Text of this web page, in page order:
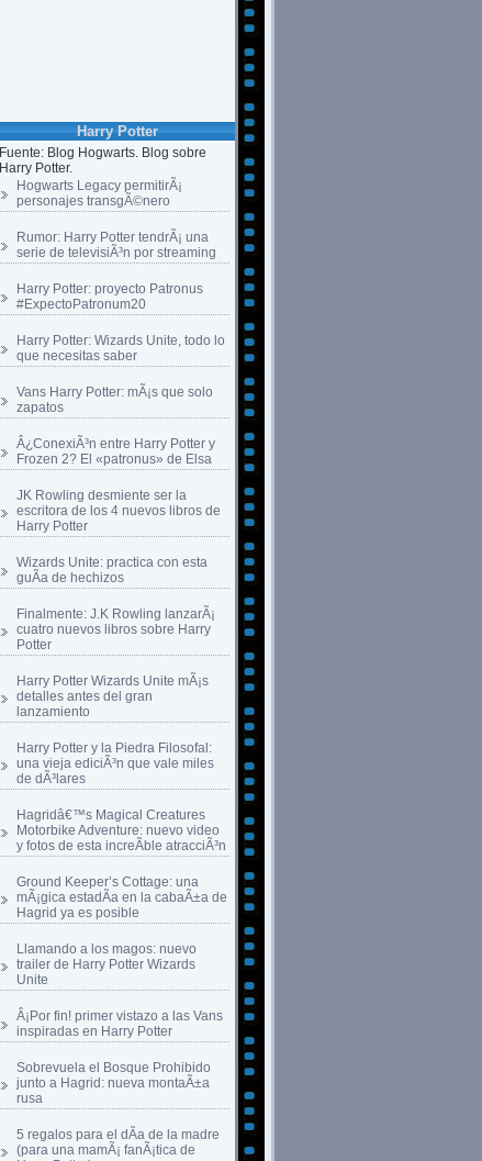
Harry Potter
Fuente: Blog Hogwarts. Blog sobre
Harry Potter.
Hogwarts Legacy permitirÃ¡
personajes transgÃ©nero
Rumor: Harry Potter tendrÃ¡ una
serie de televisiÃ³n por streaming
Harry Potter: proyecto Patronus
#ExpectoPatronum20
Harry Potter: Wizards Unite, todo lo
que necesitas saber
Vans Harry Potter: mÃ¡s que solo
zapatos
Â¿ConexiÃ³n entre Harry Potter y
Frozen 2? El «patronus» de Elsa
JK Rowling desmiente ser la
escritora de los 4 nuevos libros de
Harry Potter
Wizards Unite: practica con esta
guÃ­a de hechizos
Finalmente: J.K Rowling lanzarÃ¡
cuatro nuevos libros sobre Harry
Potter
Harry Potter Wizards Unite mÃ¡s
detalles antes del gran
lanzamiento
Harry Potter y la Piedra Filosofal:
una vieja ediciÃ³n que vale miles
de dÃ³lares
Hagridâ€™s Magical Creatures
Motorbike Adventure: nuevo video
y fotos de esta increÃ­ble atracciÃ³n
Ground Keeper’s Cottage: una
mÃ¡gica estadÃ­a en la cabaÃ±a de
Hagrid ya es posible
Llamando a los magos: nuevo
trailer de Harry Potter Wizards
Unite
Â¡Por fin! primer vistazo a las Vans
inspiradas en Harry Potter
Sobrevuela el Bosque Prohibido
junto a Hagrid: nueva montaÃ±a
rusa
5 regalos para el dÃ­a de la madre
(para una mamÃ¡ fanÃ¡tica de